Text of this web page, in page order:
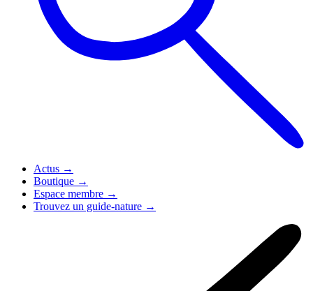
Actus →
Boutique →
Espace membre →
Trouvez un guide-nature →